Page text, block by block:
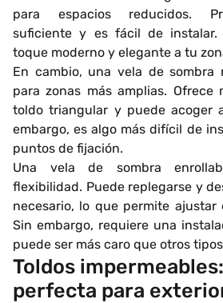
para espacios reducidos.
suficiente y es fácil de instalar.
toque moderno y elegante a tu
En cambio, una vela de sombra
para zonas más amplias. Ofrece
toldo triangular y puede acoger
embargo, es algo más difícil de
puntos de fijación.
Una vela de sombra
flexibilidad. Puede replegarse y
necesario, lo que permite ajustar
Sin embargo, requiere una
puede ser más caro que otros
Toldos
perfecta para